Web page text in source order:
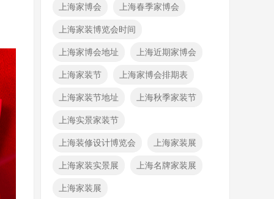
上海家博会
上海春季家博会
上海家装博览会时间
上海家博会地址
上海近期家博会
上海家装节
上海家博会排期表
上海家装节地址
上海秋季家装节
上海实景家装节
上海装修设计博览会
上海家装展
上海家装实景展
上海名牌家装展
上海家装展